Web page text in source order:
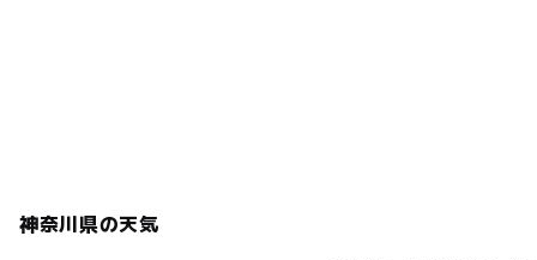
神奈川県の天気